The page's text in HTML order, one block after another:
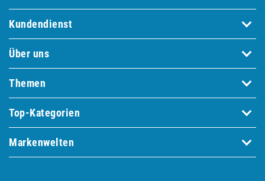
Kundendienst
Über uns
Themen
Top-Kategorien
Markenwelten